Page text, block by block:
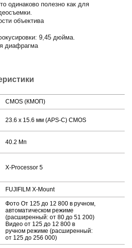
одинаково полезно как для
объектива
9,45 дюйма.
диафрагма
CMOS (КМОП)
23.6 x 15.6 мм (APS-C) CMOS
40.2 Мп
X-Processor 5
FUJIFILM X-Mount
Фото От 125 до 12 800 в ручном,
автоматическом режиме
(расширенный: от 80 до 51 200)
Видео от 125 до 12 800 в
ручном режиме (расширенный:
от 125 до 256 000)